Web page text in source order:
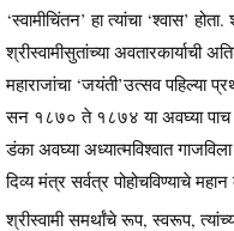
‘स्वामीचिंतन’ हा त्यांचा ‘श्वास’
श्रीस्वामीसुतांच्या अवतारकार्याची
महाराजांचा ‘जयंती’उत्सव पहिल्या
सन १८७० ते १८७४ या अवघ्या पाच
डंका अवघ्या अध्यात्मविश्वात
दिव्य मंत्र सर्वत्र पोहोचविण्याचे
श्रीस्वामी समर्थांचे रूप, स्वरूप,